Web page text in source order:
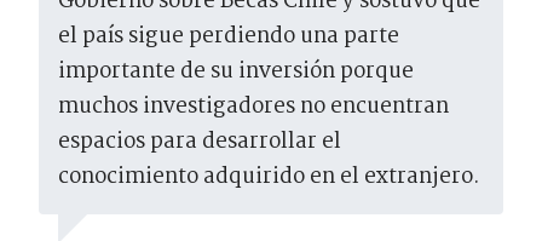
el país sigue perdiendo una parte
importante de su inversión porque
muchos investigadores no encuentran
espacios para desarrollar el
conocimiento adquirido en el extranjero.